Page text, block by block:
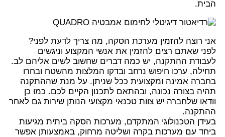
הבית.
אני רוצה להזמין מערכת הסקה, מה צריך לדעת לפני?
לפני שאתם רצים להזמין את אנשי המקצוע וניגשים
לעבודת ההתקנה, יש כמה דברים שחשוב לשים אליהם לב.
תחילה, ערכו חיפוש נרחב ובדקו המלצות מהשטח ובחרו
בחברה אמינה ומקצועית ככל שניתן. על מנת שההתקנה
תהיה בצורה נכונה, ובהתאם לתכנון הקיים לכם. כמו כן
וודאו שלחברה יש צוות טכנאי מקצועי הנותן שירות גם לאחר
ההתקנה.
בעידן הטכנולוגי המתקדם, מערכות הסקה ביתית מגיעות
ביחד עם מערכות בקרה ושליטה מרחוק, באמצעותן אפשר